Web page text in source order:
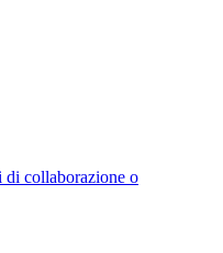
collaborazione o